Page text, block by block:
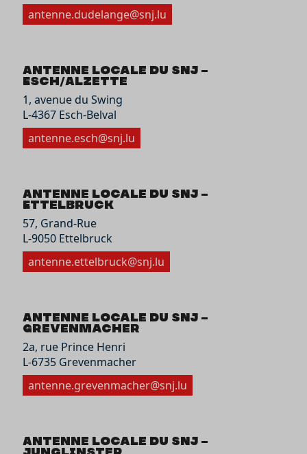
antenne.dudelange@snj.lu
Antenne locale du SNJ –
Esch/Alzette
1, avenue du Swing
L-4367 Esch-Belval
antenne.esch@snj.lu
Antenne locale du SNJ –
Ettelbruck
57, Grand-Rue
L-9050 Ettelbruck
antenne.ettelbruck@snj.lu
Antenne locale du SNJ –
Grevenmacher
2a, rue Prince Henri
L-6735 Grevenmacher
antenne.grevenmacher@snj.lu
Antenne locale du SNJ –